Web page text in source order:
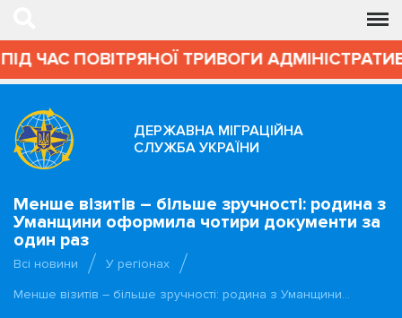
ЧАС ПОВІТРЯНОЇ ТРИВОГИ
ДЕРЖАВНА МІГРАЦІЙНА
СЛУЖБА УКРАЇНИ
Менше візитів – більше зручності: родина з
Уманщини оформила чотири документи за
один раз
Всі новини
У регіонах
Менше візитів – більше зручності: родина з Уманщини…